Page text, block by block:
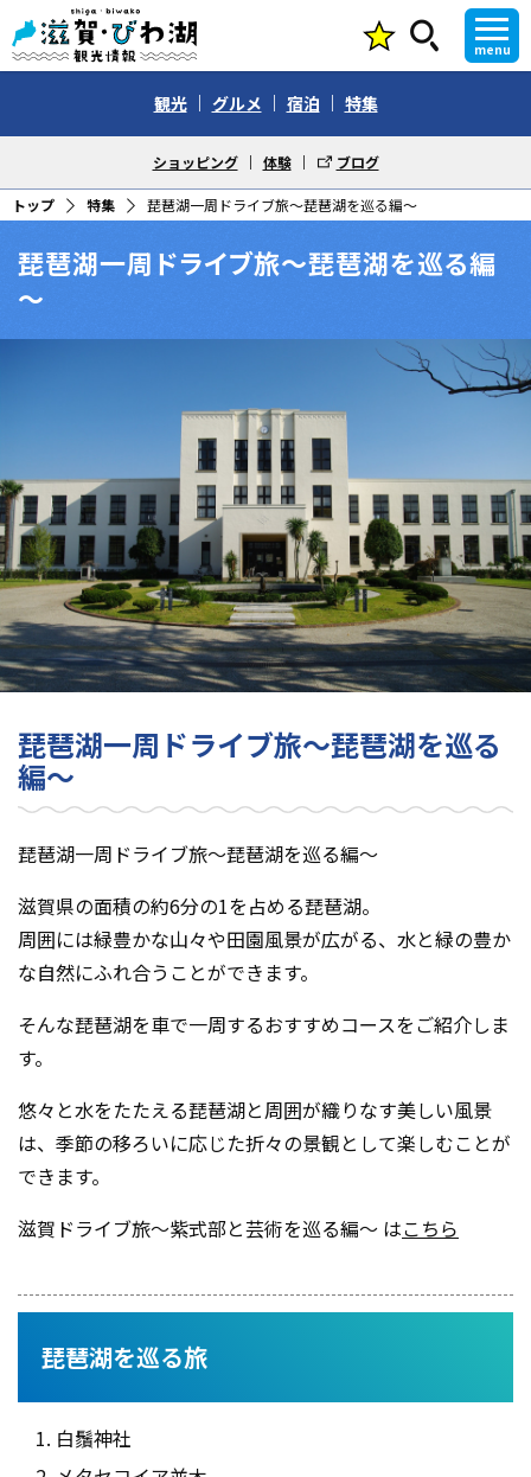
menu
観光 グルメ 宿泊 特集
ショッピング 体験 ブログ
トップ 特集 琵琶湖一周ドライブ旅～琵琶湖を巡る編～
琵琶湖一周ドライブ旅～琵琶湖を巡る編
～
琵琶湖一周ドライブ旅～琵琶湖を巡る
編～
琵琶湖一周ドライブ旅～琵琶湖を巡る編～
滋賀県の面積の約6分の1を占める琵琶湖。
周囲には緑豊かな山々や田園風景が広がる、水と緑の豊か
な自然にふれ合うことができます。
そんな琵琶湖を車で一周するおすすめコースをご紹介しま
す。
悠々と水をたたえる琵琶湖と周囲が織りなす美しい風景
は、季節の移ろいに応じた折々の景観として楽しむことが
できます。
滋賀ドライブ旅～紫式部と芸術を巡る編～ はこちら
琵琶湖を巡る旅
白鬚神社